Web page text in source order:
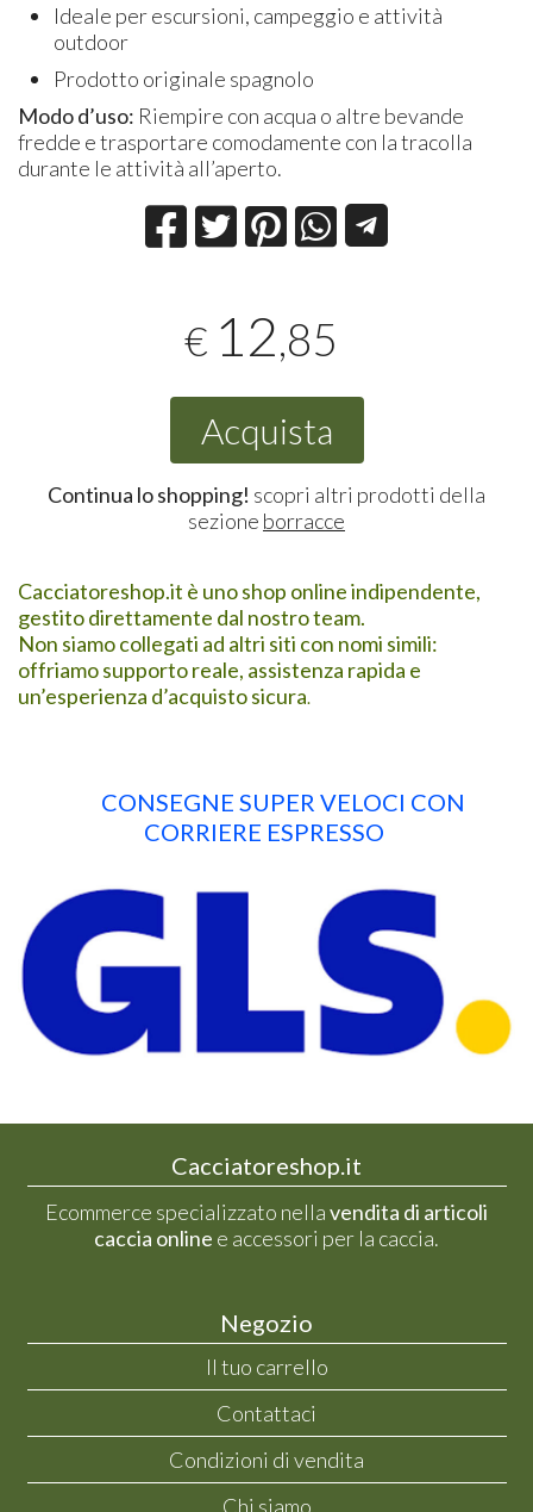
Ideale per escursioni, campeggio e attività
outdoor
Prodotto originale spagnolo
Modo d’uso: Riempire con acqua o altre bevande
fredde e trasportare comodamente con la tracolla
durante le attività all’aperto.
€ 12,85
Acquista
Continua lo shopping! scopri altri prodotti della
sezione borracce
Cacciatoreshop.it è uno shop online indipendente,
gestito direttamente dal nostro team.
Non siamo collegati ad altri siti con nomi simili:
offriamo supporto reale, assistenza rapida e
un’esperienza d’acquisto sicura.
CONSEGNE SUPER VELOCI CON
CORRIERE ESPRESSO
Cacciatoreshop.it
Ecommerce specializzato nellavendita di articoli
caccia online e accessori per la caccia.
Negozio
Il tuo carrello
Contattaci
Condizioni di vendita
Chi siamo